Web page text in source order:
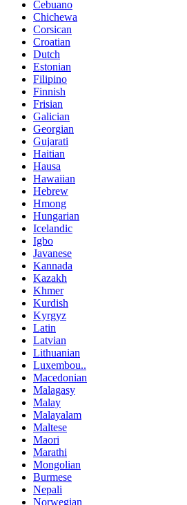
Cebuano
Chichewa
Corsican
Croatian
Dutch
Estonian
Filipino
Finnish
Frisian
Galician
Georgian
Gujarati
Haitian
Hausa
Hawaiian
Hebrew
Hmong
Hungarian
Icelandic
Igbo
Javanese
Kannada
Kazakh
Khmer
Kurdish
Kyrgyz
Latin
Latvian
Lithuanian
Luxembou..
Macedonian
Malagasy
Malay
Malayalam
Maltese
Maori
Marathi
Mongolian
Burmese
Nepali
Norwegian